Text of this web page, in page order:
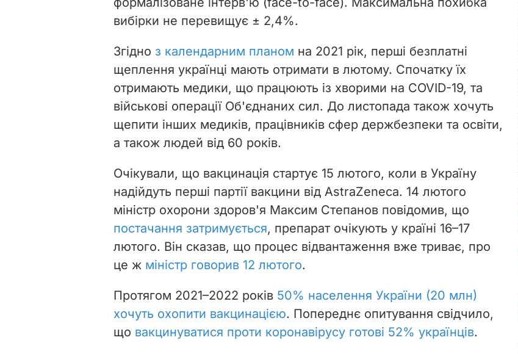
вибірки не перевищує ± 2,4%.
Згідно з календарним планом на 2021 рік, перші безплатні
щеплення українці мають отримати в лютому. Спочатку їх
отримають медики, що працюють із хворими на COVID-19, та
військові операції Об'єднаних сил. До листопада також хочуть
щепити інших медиків, працівників сфер держбезпеки та освіти,
а також людей від 60 років.
Очікували, що вакцинація стартує 15 лютого, коли в Україну
надійдуть перші партії вакцини від AstraZeneca. 14 лютого
міністр охорони здоров'я Максим Степанов повідомив, що
постачання затримується, препарат очікують у країні 16–17
лютого. Він сказав, що процес відвантаження вже триває, про
це ж міністр говорив 12 лютого.
Протягом 2021–2022 років 50% населення України (20 млн)
хочуть охопити вакцинацією. Попереднє опитування свідчило,
що вакцинуватися проти коронавірусу готові 52% українців.